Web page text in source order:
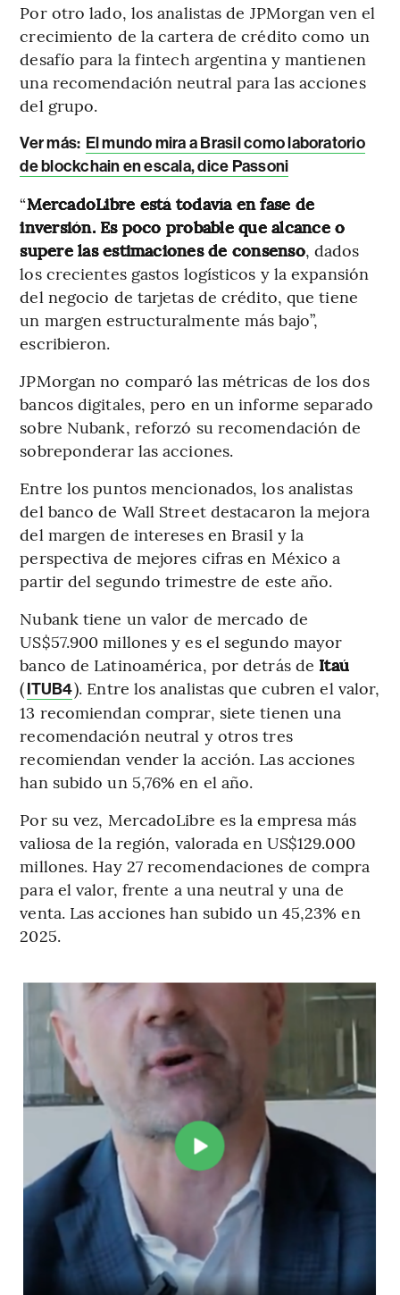
Por otro lado, los analistas de JPMorgan ven el
crecimiento de la cartera de crédito como un
desafío para la fintech argentina y mantienen
una recomendación neutral para las acciones
del grupo.
Ver más: El mundo mira a Brasil como laboratorio
de blockchain en escala, dice Passoni
“MercadoLibre está todavía en fase de
inversión. Es poco probable que alcance o
supere las estimaciones de consenso, dados
los crecientes gastos logísticos y la expansión
del negocio de tarjetas de crédito, que tiene
un margen estructuralmente más bajo”,
escribieron.
JPMorgan no comparó las métricas de los dos
bancos digitales, pero en un informe separado
sobre Nubank, reforzó su recomendación de
sobreponderar las acciones.
Entre los puntos mencionados, los analistas
del banco de Wall Street destacaron la mejora
del margen de intereses en Brasil y la
perspectiva de mejores cifras en México a
partir del segundo trimestre de este año.
Nubank tiene un valor de mercado de
US$57.900 millones y es el segundo mayor
banco de Latinoamérica, por detrás de Itaú
(ITUB4). Entre los analistas que cubren el valor,
13 recomiendan comprar, siete tienen una
recomendación neutral y otros tres
recomiendan vender la acción. Las acciones
han subido un 5,76% en el año.
Por su vez, MercadoLibre es la empresa más
valiosa de la región, valorada en US$129.000
millones. Hay 27 recomendaciones de compra
para el valor, frente a una neutral y una de
venta. Las acciones han subido un 45,23% en
2025.